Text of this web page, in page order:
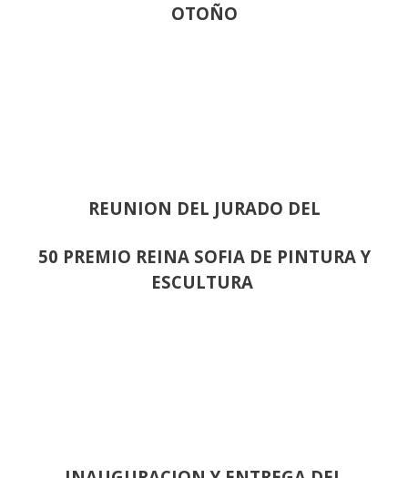
OTOÑO
REUNION DEL JURADO DEL
50 PREMIO REINA SOFIA DE PINTURA Y
ESCULTURA